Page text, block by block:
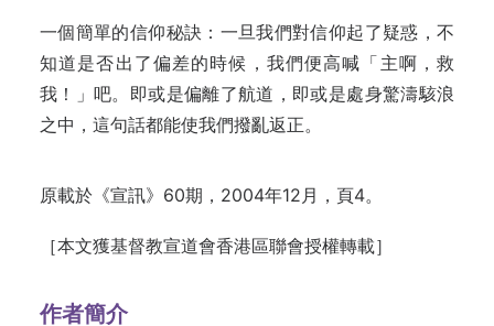
一個簡單的信仰秘訣：一旦我們對信仰起了疑惑，不
知道是否出了偏差的時候，我們便高喊「主啊，救
我！」吧。即或是偏離了航道，即或是處身驚濤駭浪
之中，這句話都能使我們撥亂返正。
原載於《宣訊》60期，2004年12月，頁4。
［本文獲基督教宣道會香港區聯會授權轉載］
作者簡介